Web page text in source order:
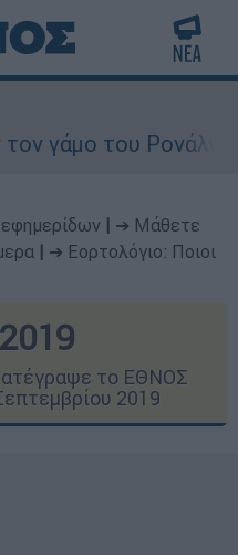
στη Μαδέρα
➔ Μάθετε
➔ Εορτολόγιο: Ποιοι
το ΕΘΝΟΣ
2019